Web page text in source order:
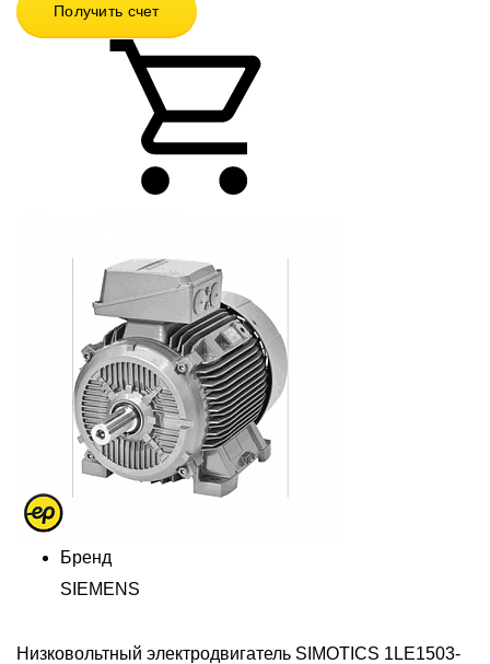
Получить счет
Бренд
SIEMENS
Низковольтный электродвигатель SIMOTICS 1LE1503-